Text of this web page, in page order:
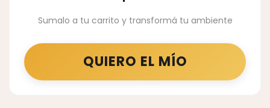
Sumalo a tu carrito y transformá tu ambiente
QUIERO EL MÍO